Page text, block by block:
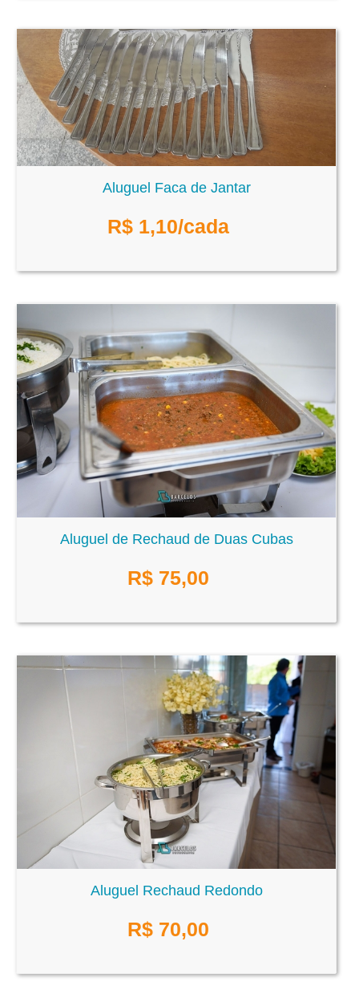
Aluguel Faca de Jantar
R$ 1,10/cada
Aluguel de Rechaud de Duas Cubas
R$ 75,00
Aluguel Rechaud Redondo
R$ 70,00